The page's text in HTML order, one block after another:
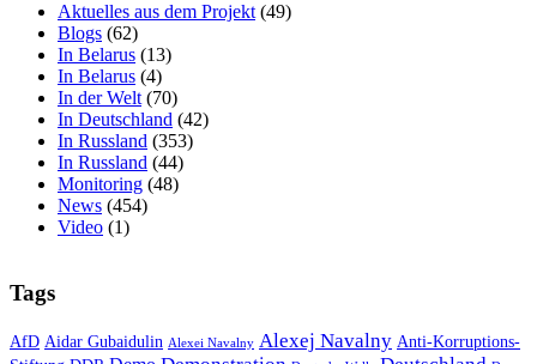
Aktuelles aus dem Projekt (49)
Blogs (62)
In Belarus (13)
In Belarus (4)
In der Welt (70)
In Deutschland (42)
In Russland (353)
In Russland (44)
Monitoring (48)
News (454)
Video (1)
Tags
AfD Aidar Gubaidulin Alexei Navalny Alexej Navalny Anti-Korruptions-